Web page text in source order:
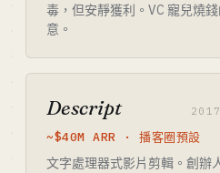
毒，但安靜獲利。VC 寵兒燒
意。
Descript
~$40M ARR · 播客圈預設
文字處理器式影片剪輯。創辦